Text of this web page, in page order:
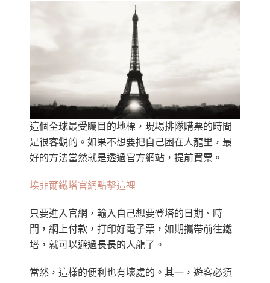
這個全球最受矚目的地標，現場排隊購票的時間
是很客觀的。如果不想要把自己困在人龍里，最
好的方法當然就是透過官方網站，提前買票。
埃菲爾鐵塔官網點擊這裡
只要進入官網，輸入自己想要登塔的日期、時
間，網上付款，打印好電子票，如期攜帶前往鐵
塔，就可以避過長長的人龍了。
當然，這樣的便利也有壞處的。其一，遊客必須